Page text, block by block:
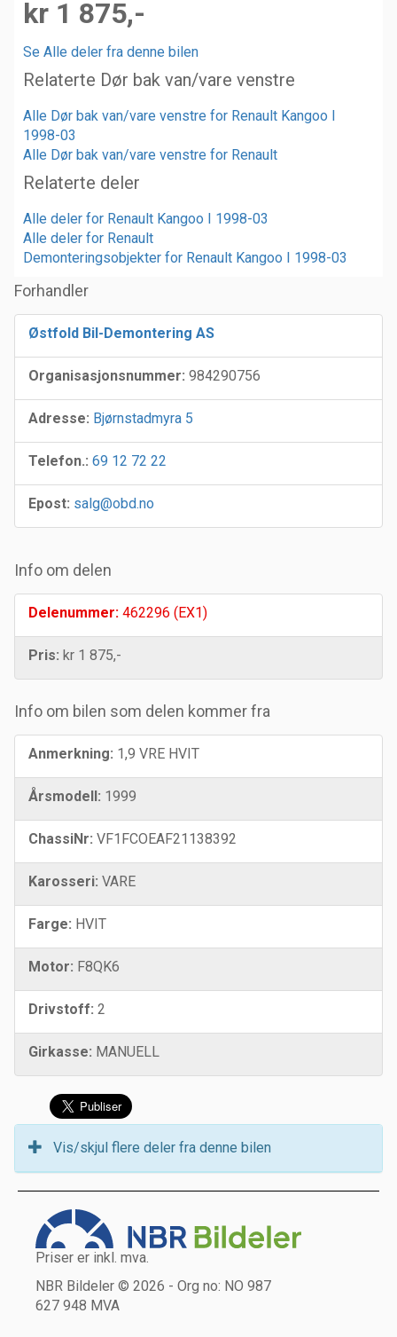
kr 1 875,-
Se Alle deler fra denne bilen
Relaterte Dør bak van/vare venstre
Alle Dør bak van/vare venstre for Renault Kangoo I
1998-03
Alle Dør bak van/vare venstre for Renault
Relaterte deler
Alle deler for Renault Kangoo I 1998-03
Alle deler for Renault
Demonteringsobjekter for Renault Kangoo I 1998-03
Forhandler
Østfold Bil-Demontering AS
Organisasjonsnummer: 984290756
Adresse: Bjørnstadmyra 5
Telefon.: 69 12 72 22
Epost: salg@obd.no
Info om delen
Delenummer: 462296 (EX1)
Pris: kr 1 875,-
Info om bilen som delen kommer fra
Anmerkning: 1,9 VRE HVIT
Årsmodell: 1999
ChassiNr: VF1FCOEAF21138392
Karosseri: VARE
Farge: HVIT
Motor: F8QK6
Drivstoff: 2
Girkasse: MANUELL
Vis/skjul flere deler fra denne bilen
Priser er inkl. mva.
NBR Bildeler © 2026 - Org no: NO 987
627 948 MVA